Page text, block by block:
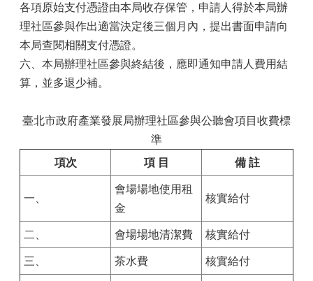
各項原始支付憑證由本局收存保管，申請人得於本局辦
理社區參與作出適當決定後三個月內，提出書面申請向
本局查閱相關支付憑證。
六、本局辦理社區參與終結後，應即通知申請人費用結
算，並多退少補。
臺北市政府產業發展局辦理社區參與公聽會項目收費標
準
項次
項 目 備 註
一、
會場場地使用租
金
核實給付
二、 會場場地清潔費 核實給付
三、 茶水費 核實給付